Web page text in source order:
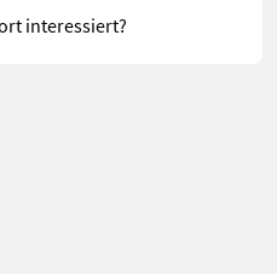
interessiert?